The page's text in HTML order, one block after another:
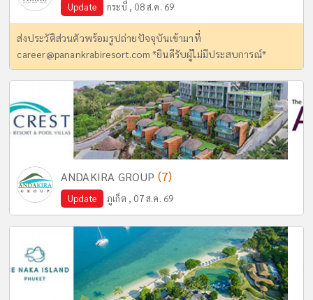
Update กระบี่ , 08 ส.ค. 69
ส่งประวัติส่วนตัวพร้อมรูปถ่ายปัจจุบันเข้ามาที่
career@panankrabiresort.com *ยินดีรับผู้ไม่มีประสบการณ์*
ANDAKIRA GROUP (7)
Update ภูเก็ต , 07 ส.ค. 69